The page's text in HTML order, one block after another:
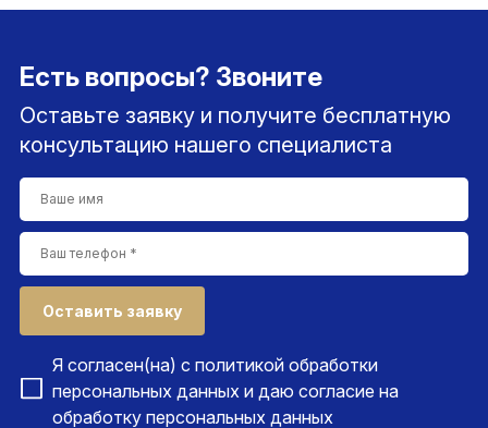
Есть вопросы? Звоните
Оставьте заявку и получите бесплатную
консультацию нашего специалиста
Оставить заявку
Я согласен(на) с политикой обработки
персональных данных и даю согласие на
обработку персональных данных